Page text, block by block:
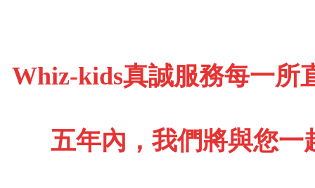
Whiz-kids真誠服務每一所
五年內，我們將與您一